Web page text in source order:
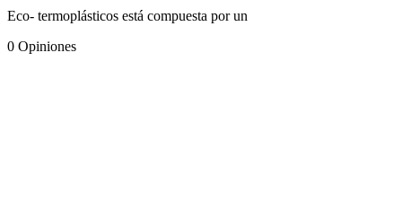
Eco- termoplásticos está compuesta por un
0 Opiniones